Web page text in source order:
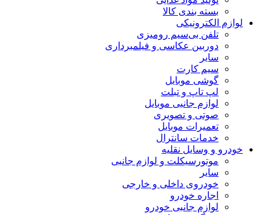
بسته بندی کالا
لوازم الکترونیکی
تلفن بی‌سیم رومیزی
دوربین عکاسی و فیلمبرداری
سایر
سیم کارت
گوشی موبایل
لپ تاپ و تبلت
لوازم جانبی موبایل
صوتی و تصویری
تعمیرات موبایل
خدمات سانترال
خودرو و وسایل نقلیه
موتورسیکلت و لوازم جانبی
سایر
خودروی داخلی و خارجی
اجاره خودرو
لوازم جانبی خودرو